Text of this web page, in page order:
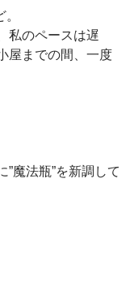
私のペースは遅
屋までの間、一度
魔法瓶”を新調して